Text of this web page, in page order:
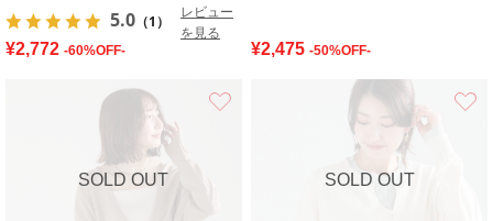
5.0 （1）
レビュー
を見る
¥2,772 -60%OFF- ¥2,475 -50%OFF-
SOLD OUT SOLD OUT